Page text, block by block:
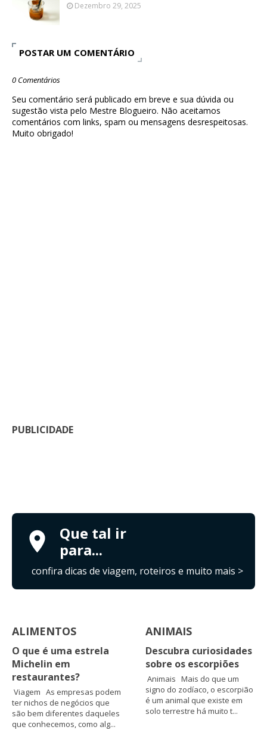
Dezembro 29, 2025
POSTAR UM COMENTÁRIO
0 Comentários
Seu comentário será publicado em breve e sua dúvida ou
sugestão vista pelo Mestre Blogueiro. Não aceitamos
comentários com links, spam ou mensagens desrespeitosas.
Muito obrigado!
PUBLICIDADE
Que tal ir
para...
confira dicas de viagem, roteiros e muito mais >
ALIMENTOS
O que é uma estrela
Michelin em
restaurantes?
Viagem As empresas podem
ter nichos de negócios que
são bem diferentes daqueles
que conhecemos, como alg...
ANIMAIS
Descubra curiosidades
sobre os escorpiões
Animais Mais do que um
signo do zodíaco, o escorpião
é um animal que existe em
solo terrestre há muito t...